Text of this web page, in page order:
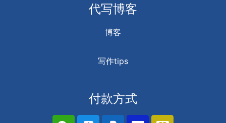
代写博客
博客
写作tips
付款方式